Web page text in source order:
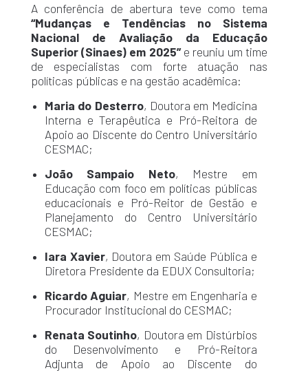
A conferência de abertura teve como tema
“Mudanças e Tendências no Sistema
Nacional de Avaliação da Educação
Superior (Sinaes) em 2025”e reuniu um time
de especialistas com forte atuação nas
políticas públicas e na gestão acadêmica:
Maria do Desterro, Doutora em Medicina
Interna e Terapêutica e Pró-Reitora de
Apoio ao Discente do Centro Universitário
CESMAC;
João Sampaio Neto, Mestre em
Educação com foco em políticas públicas
educacionais e Pró-Reitor de Gestão e
Planejamento do Centro Universitário
CESMAC;
Iara Xavier, Doutora em Saúde Pública e
Diretora Presidente da EDUX Consultoria;
Ricardo Aguiar, Mestre em Engenharia e
Procurador Institucional do CESMAC;
Renata Soutinho, Doutora em Distúrbios
do Desenvolvimento e Pró-Reitora
Adjunta de Apoio ao Discente do